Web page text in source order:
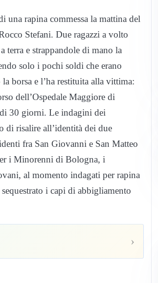
rapina commessa la mattina del
Stefani. Due ragazzi a volto
terra e strappandole di mano la
solo i pochi soldi che erano
borsa e l’ha restituita alla vittima:
dell’Ospedale Maggiore di
30 giorni. Le indagini dei
di risalire all’identità dei due
fra San Giovanni e San Matteo
i Minorenni di Bologna, i
al momento indagati per rapina
i capi di abbigliamento
›